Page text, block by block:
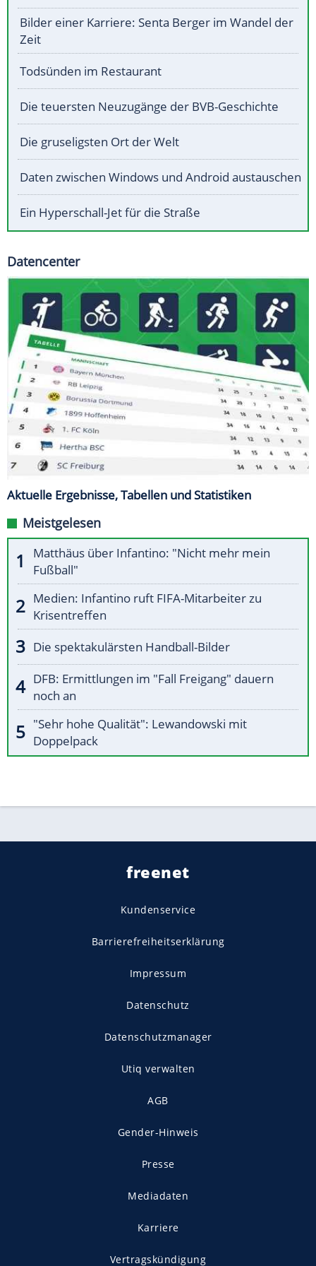
Bilder einer Karriere: Senta Berger im Wandel der
Zeit
Todsünden im Restaurant
Die teuersten Neuzugänge der BVB-Geschichte
Die gruseligsten Ort der Welt
Daten zwischen Windows und Android austauschen
Ein Hyperschall-Jet für die Straße
Datencenter
Aktuelle Ergebnisse, Tabellen und Statistiken
Meistgelesen
Matthäus über Infantino: "Nicht mehr mein
Fußball"
Medien: Infantino ruft FIFA-Mitarbeiter zu
Krisentreffen
Die spektakulärsten Handball-Bilder
DFB: Ermittlungen im "Fall Freigang" dauern
noch an
"Sehr hohe Qualität": Lewandowski mit
Doppelpack
freenet
Kundenservice
Barrierefreiheitserklärung
Impressum
Datenschutz
Datenschutzmanager
Utiq verwalten
AGB
Gender-Hinweis
Presse
Mediadaten
Karriere
Vertragskündigung